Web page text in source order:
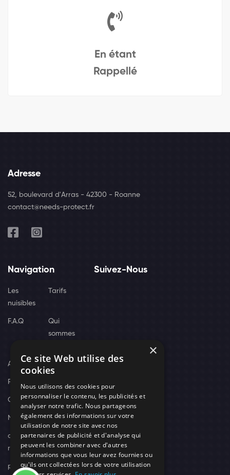
En étant
Rappellé
Adresse
52, boulevard d'Arras - 42300 - Roanne
contact@needs-protect.fr
Navigation
Les
nuisibles
Tarifs
F.A.Q
Qui
sommes
Actus
Recrutement
Contact
Nos techniciens
campagne-
recrutement
politique de
Suivez-Nous
×
Ce site Web utilise des
cookies
Nous utilisons des cookies pour
personnaliser le contenu, les publicités et
analyser notre trafic. Nous partageons
également des informations sur votre
utilisation de notre site avec nos
partenaires de publicité et d'analyse qui
peuvent les combiner avec d'autres
informations que vous leur avez fournies ou
qu'ils ont collectées lors de votre utilisation